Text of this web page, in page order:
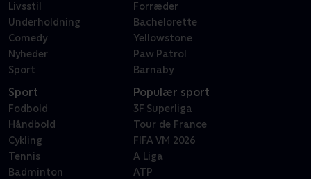
Livsstil
Underholdning
Comedy
Nyheder
Sport
Forræder
Bachelorette
Yellowstone
Paw Patrol
Barnaby
Sport
Fodbold
Håndbold
Cykling
Tennis
Badminton
Populær sport
3F Superliga
Tour de France
FIFA VM 2026
A Liga
ATP